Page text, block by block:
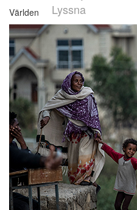
Lyssna
Världen